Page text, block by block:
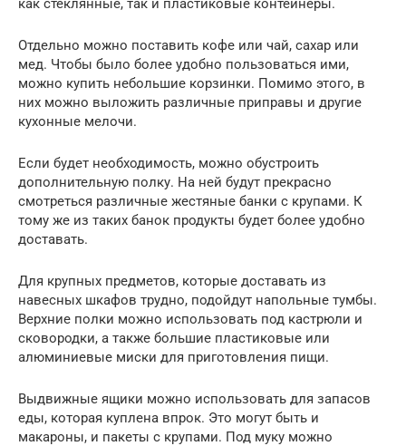
как стеклянные, так и пластиковые контейнеры.
Отдельно можно поставить кофе или чай, сахар или
мед. Чтобы было более удобно пользоваться ими,
можно купить небольшие корзинки. Помимо этого, в
них можно выложить различные приправы и другие
кухонные мелочи.
Если будет необходимость, можно обустроить
дополнительную полку. На ней будут прекрасно
смотреться различные жестяные банки с крупами. К
тому же из таких банок продукты будет более удобно
доставать.
Для крупных предметов, которые доставать из
навесных шкафов трудно, подойдут напольные тумбы.
Верхние полки можно использовать под кастрюли и
сковородки, а также большие пластиковые или
алюминиевые миски для приготовления пищи.
Выдвижные ящики можно использовать для запасов
еды, которая куплена впрок. Это могут быть и
макароны, и пакеты с крупами. Под муку можно